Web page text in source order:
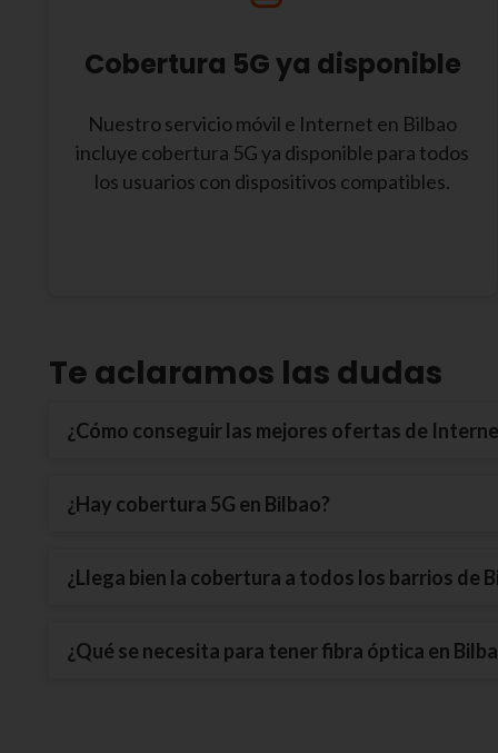
Cobertura 5G ya disponible
Nuestro servicio móvil e Internet en Bilbao
incluye cobertura 5G ya disponible para todos
los usuarios con dispositivos compatibles.
Te aclaramos las dudas
¿Cómo conseguir las mejores ofertas de
¿Hay cobertura 5G en Bilbao?
¿Llega bien la cobertura a todos los barrios de
¿Qué se necesita para tener fibra óptica en